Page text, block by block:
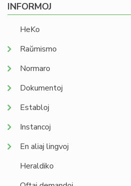
INFORMOJ
HeKo
Raŭmismo
Normaro
Dokumentoj
Establoj
Instancoj
En aliaj lingvoj
Heraldiko